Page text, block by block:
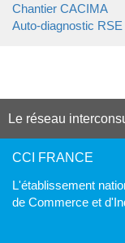
Chantier CACIMA
Auto-diagnostic RSE
Le réseau
CCI FRANCE
L'établissement
de Commerce et